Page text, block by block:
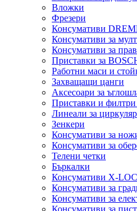
Вложки
Фрезери
Консумативи
Консумативи за
Консумативи за
Приставки за
Работни маси и
Захващащи цанги
Аксесоари за
Приставки и филтри
Линеали за циркуляр
Зенкери
Консумативи за
Консумативи за
Телени четки
Бъркалки
Консумативи X-
Консумативи за
Консумативи за
Консумативи за